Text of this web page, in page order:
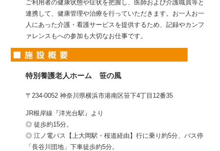
ご利用者の健康状態や症状を把握し、医師および介護職員等と
連携して、健康管理や治療を行っていただきます。お一人お一
人にあった介護・看護サービスを提供するため、記録やカンフ
ァレンスもへの参加も大切なお仕事です。
特別養護老人ホーム 笹の風
〒234-0052 神奈川県横浜市港南区笹下4丁目12番35
JR根岸線『洋光台駅』より
◎ 徒歩約15分。
◎ 江ノ電バス【上大岡駅・桜道経由】行に乗り約5分、バス停
「長谷川団地」下車徒歩約5分。